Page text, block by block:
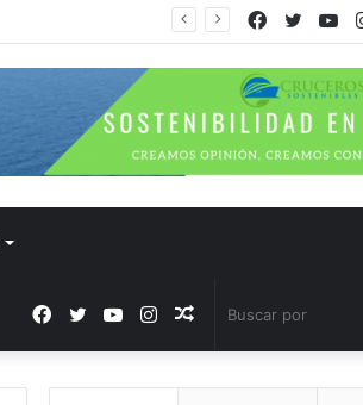
Twitter
Facebook
Publicación
al
Instagram
YouTube
Twitter
Facebook